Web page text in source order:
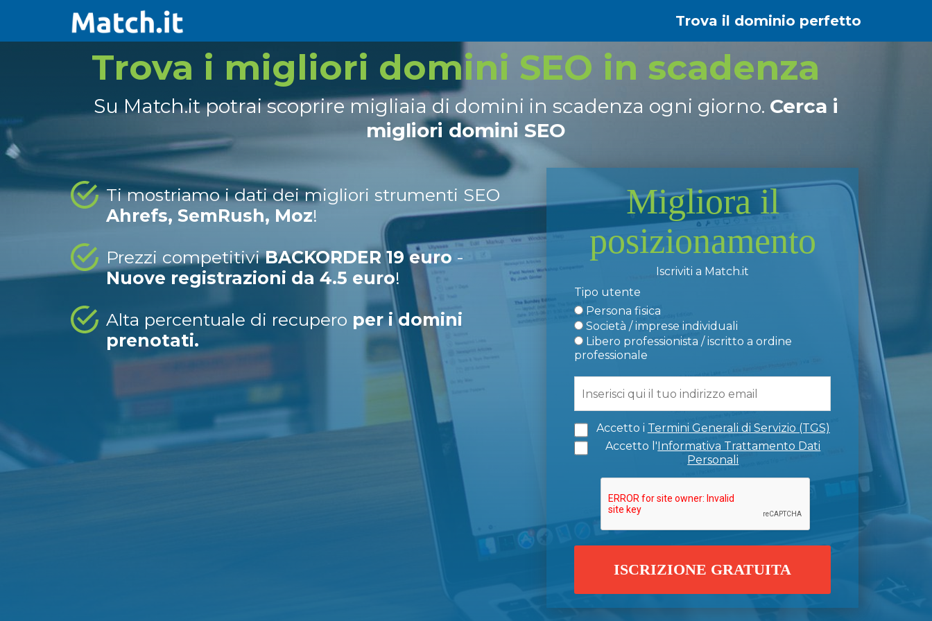
Trova il dominio perfetto
Trova i migliori domini SEO in scadenza
Su Match.it potrai scoprire migliaia di domini in scadenza ogni giorno. Cerca i
migliori domini SEO
Ti mostriamo i dati dei migliori strumenti SEO
Ahrefs, SemRush, Moz!
Prezzi competitiviBACKORDER 19 euro -
Nuove registrazioni da 4.5 euro!
Alta percentuale di recupero per i domini
prenotati.
Migliora il
posizionamento
Iscriviti a Match.it
Tipo utente
Persona fisica
Società / imprese individuali
Libero professionista / iscritto a ordine
professionale
Accetto i Termini Generali di Servizio (TGS)
Accetto l'Informativa Trattamento Dati
Personali